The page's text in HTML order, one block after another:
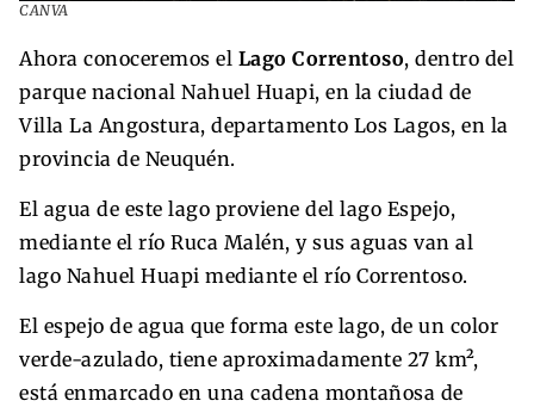
CANVA
Ahora conoceremos el Lago Correntoso, dentro del
parque nacional Nahuel Huapi, en la ciudad de
Villa La Angostura, departamento Los Lagos, en la
provincia de Neuquén.
El agua de este lago proviene del lago Espejo,
mediante el río Ruca Malén, y sus aguas van al
lago Nahuel Huapi mediante el río Correntoso.
El espejo de agua que forma este lago, de un color
verde-azulado, tiene aproximadamente 27 km²,
está enmarcado en una cadena montañosa de